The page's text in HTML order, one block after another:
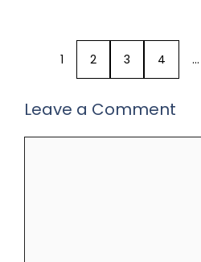
1 2 3 4 …
Leave a Comment